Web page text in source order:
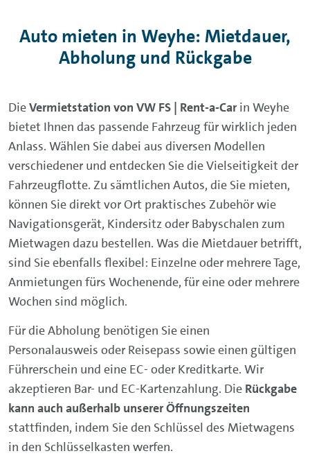
Auto mieten in Weyhe: Mietdauer,
Abholung und Rückgabe
DieVermietstation von VW FS | Rent-a-Car in Weyhe
bietet Ihnen das passende Fahrzeug für wirklich jeden
Anlass. Wählen Sie dabei aus diversen Modellen
verschiedener und entdecken Sie die Vielseitigkeit der
Fahrzeugflotte. Zu sämtlichen Autos, die Sie mieten,
können Sie direkt vor Ort praktisches Zubehör wie
Navigationsgerät, Kindersitz oder Babyschalen zum
Mietwagen dazu bestellen. Was die Mietdauer betrifft,
sind Sie ebenfalls flexibel: Einzelne oder mehrere Tage,
Anmietungen fürs Wochenende, für eine oder mehrere
Wochen sind möglich.
Für die Abholung benötigen Sie einen
Personalausweis oder Reisepass sowie einen gültigen
Führerschein und eine EC- oder Kreditkarte. Wir
akzeptieren Bar- und EC-Kartenzahlung. Die Rückgabe
kann auch außerhalb unserer Öffnungszeiten
stattfinden, indem Sie den Schlüssel des Mietwagens
in den Schlüsselkasten werfen.